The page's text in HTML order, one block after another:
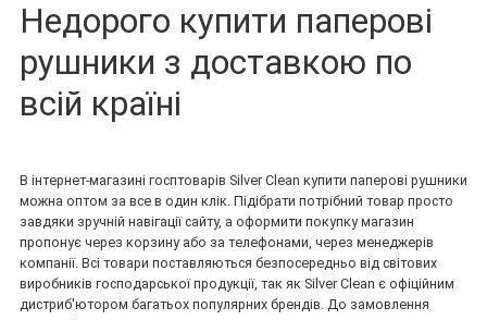
Недорого купити паперові
рушники з доставкою по
всій країні
В інтернет-магазині госптоварів Silver Clean купити паперові рушники
можна оптом за все в один клік. Підібрати потрібний товар просто
завдяки зручній навігації сайту, а оформити покупку магазин
пропонує через корзину або за телефонами, через менеджерів
компанії. Всі товари поставляються безпосередньо від світових
виробників господарської продукції, так як Silver Clean є офіційним
дистриб'ютором багатьох популярних брендів. До замовлення